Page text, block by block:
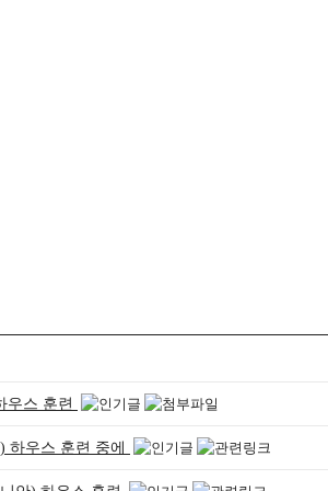
우스 훈련
하우스 훈련 중에